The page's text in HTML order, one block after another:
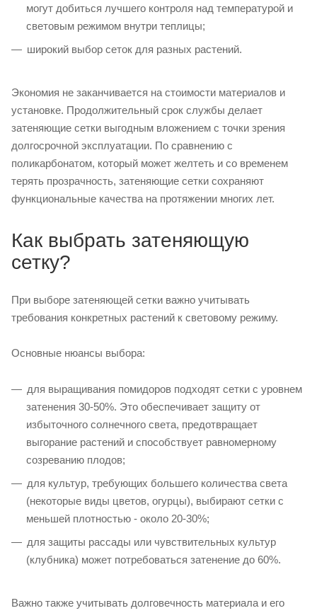
могут добиться лучшего контроля над температурой и
световым режимом внутри теплицы;
широкий выбор сеток для разных растений.
Экономия не заканчивается на стоимости материалов и
установке. Продолжительный срок службы делает
затеняющие сетки выгодным вложением с точки зрения
долгосрочной эксплуатации. По сравнению с
поликарбонатом, который может желтеть и со временем
терять прозрачность, затеняющие сетки сохраняют
функциональные качества на протяжении многих лет.
Как выбрать затеняющую
сетку?
При выборе затеняющей сетки важно учитывать
требования конкретных растений к световому режиму.
Основные нюансы выбора:
для выращивания помидоров подходят сетки с уровнем
затенения 30-50%. Это обеспечивает защиту от
избыточного солнечного света, предотвращает
выгорание растений и способствует равномерному
созреванию плодов;
для культур, требующих большего количества света
(некоторые виды цветов, огурцы), выбирают сетки с
меньшей плотностью - около 20-30%;
для защиты рассады или чувствительных культур
(клубника) может потребоваться затенение до 60%.
Важно также учитывать долговечность материала и его